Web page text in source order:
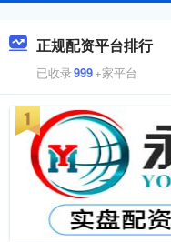
正规配资平台排行
已收录999+家平台